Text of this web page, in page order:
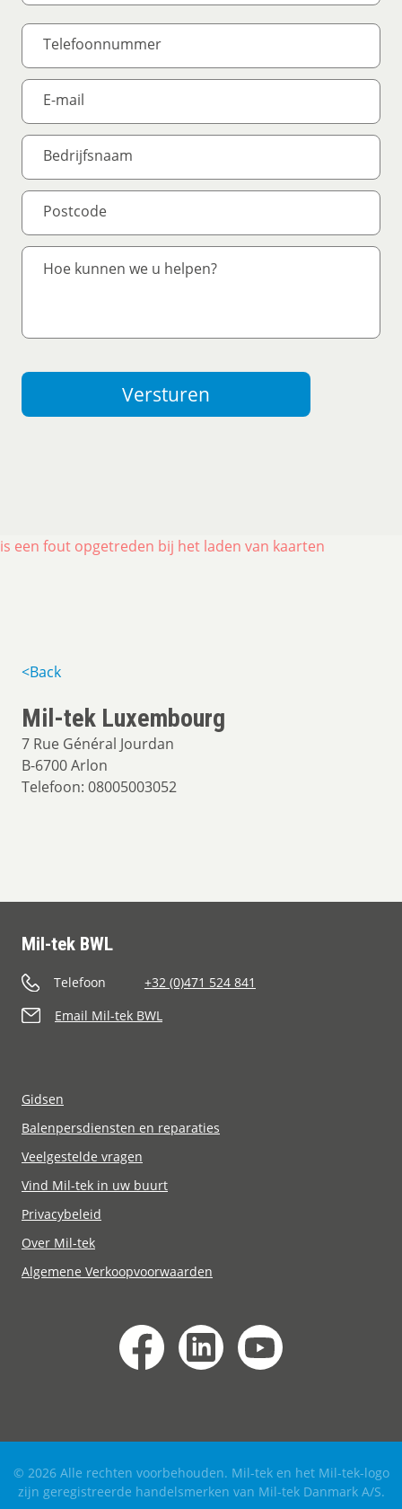
Versturen
een fout opgetreden bij het laden van kaarten
<Back
Mil-tek Luxembourg
7 Rue Général Jourdan
B-6700 Arlon
Telefoon: 08005003052
Mil-tek BWL
Telefoon
+32 (0)471 524 841
Email Mil-tek BWL
Gidsen
Balenpersdiensten en reparaties
Veelgestelde vragen
Vind Mil-tek in uw buurt
Privacybeleid
Over Mil-tek
Algemene Verkoopvoorwaarden
© 2026 Alle rechten voorbehouden. Mil-tek en het Mil-tek-logo
zijn geregistreerde handelsmerken van Mil-tek Danmark A/S.